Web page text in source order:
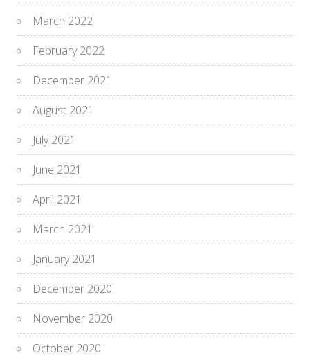
March 2022
February 2022
December 2021
August 2021
July 2021
June 2021
April 2021
March 2021
January 2021
December 2020
November 2020
October 2020